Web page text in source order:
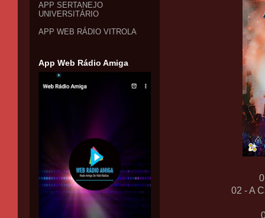
02 - A
APP SERTANEJO
UNIVERSITÁRIO
APP WEB RÁDIO VITROLA
App Web Rádio Amiga